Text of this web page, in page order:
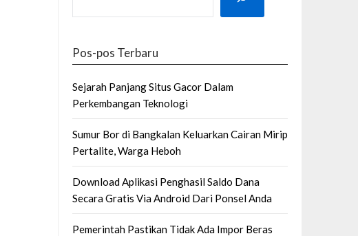
Pos-pos Terbaru
Sejarah Panjang Situs Gacor Dalam
Perkembangan Teknologi
Sumur Bor di Bangkalan Keluarkan Cairan Mirip
Pertalite, Warga Heboh
Download Aplikasi Penghasil Saldo Dana
Secara Gratis Via Android Dari Ponsel Anda
Pemerintah Pastikan Tidak Ada Impor Beras